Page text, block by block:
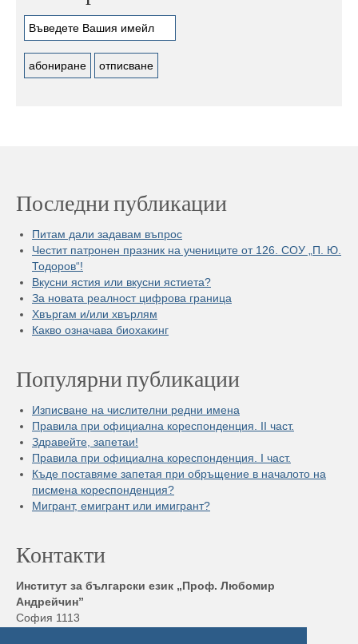
Последни публикации
Питам дали задавам въпрос
Честит патронен празник на учениците от 126. СОУ „П. Ю.
Тодоров“!
Вкусни ястия или вкусни ястиета?
За новата реалност цифрова граница
Хвъргам и/или хвърлям
Какво означава биохакинг
Популярни публикации
Изписване на числителни редни имена
Правила при официална кореспонденция. II част.
Здравейте, запетаи!
Правила при официална кореспонденция. I част.
Къде поставяме запетая при обръщение в началото на
писмена кореспонденция?
Мигрант, емигрант или имигрант?
Контакти
Институт за български език „Проф. Любомир
Андрейчин”
София 1113